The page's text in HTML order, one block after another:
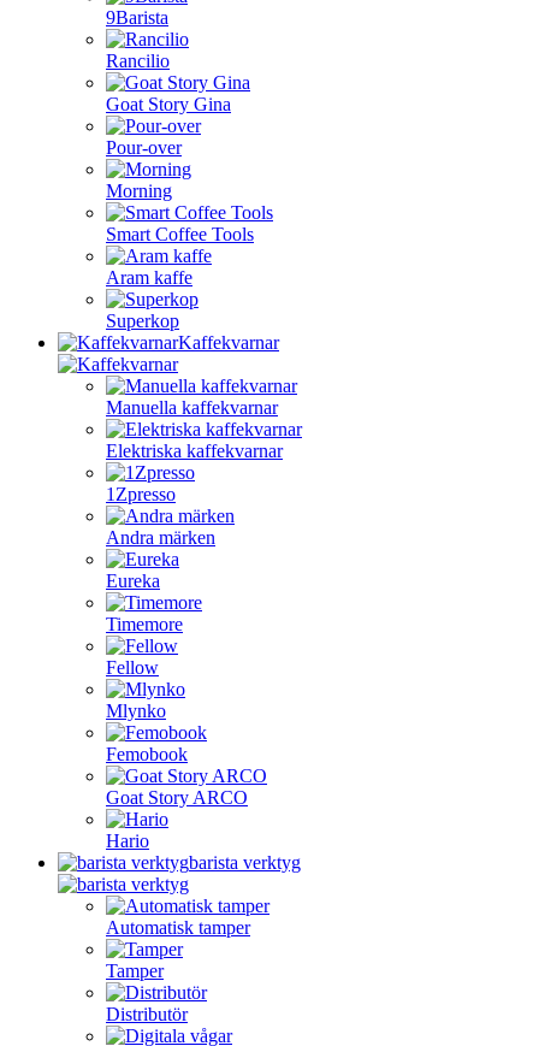
9Barista
Rancilio
Goat Story Gina
Pour-over
Morning
Smart Coffee Tools
Aram kaffe
Superkop
Kaffekvarnar
Manuella kaffekvarnar
Elektriska kaffekvarnar
1Zpresso
Andra märken
Eureka
Timemore
Fellow
Mlynko
Femobook
Goat Story ARCO
Hario
barista verktyg
Automatisk tamper
Tamper
Distributör